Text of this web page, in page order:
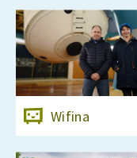
Wifina